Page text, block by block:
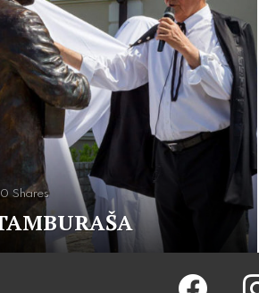
Shares
facebook